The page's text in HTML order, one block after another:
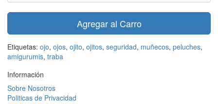
Agregar al Carro
Etiquetas: ojo, ojos, ojito, ojitos, seguridad, muñecos, peluches,
amigurumis, traba
Información
Sobre Nosotros
Politicas de Privacidad